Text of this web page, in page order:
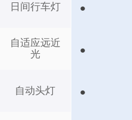
日间行车灯
自适应远近
光
自动头灯
●
●
●